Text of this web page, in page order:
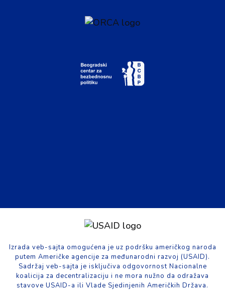
Izrada veb-sajta omogućena je uz podršku američkog naroda
putem Američke agencije za međunarodni razvoj (USAID).
Sadržaj veb-sajta je isključiva odgovornost Nacionalne
koalicija za decentralizaciju i ne mora nužno da odražava
stavove USAID-a ili Vlade Sjedinjenih Američkih Država.